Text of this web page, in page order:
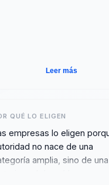
Leer más
QUÉ LO ELIGEN
empresas lo eligen
no nace de una
amplia, sino de una